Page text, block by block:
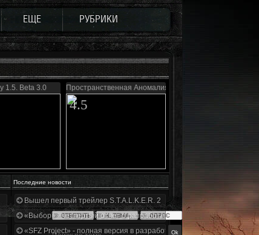
ЕЩЕ РУБРИКИ
1.5. Beta 3.0 Пространственная Аномалия 4.1
4.5
Последние новости
Вышел первый трейлер S.T.A.L.K.E.R. 2
«Выбор» - четвертый отчет о разработке!
«SFZ Project» - полная версия в разработке!